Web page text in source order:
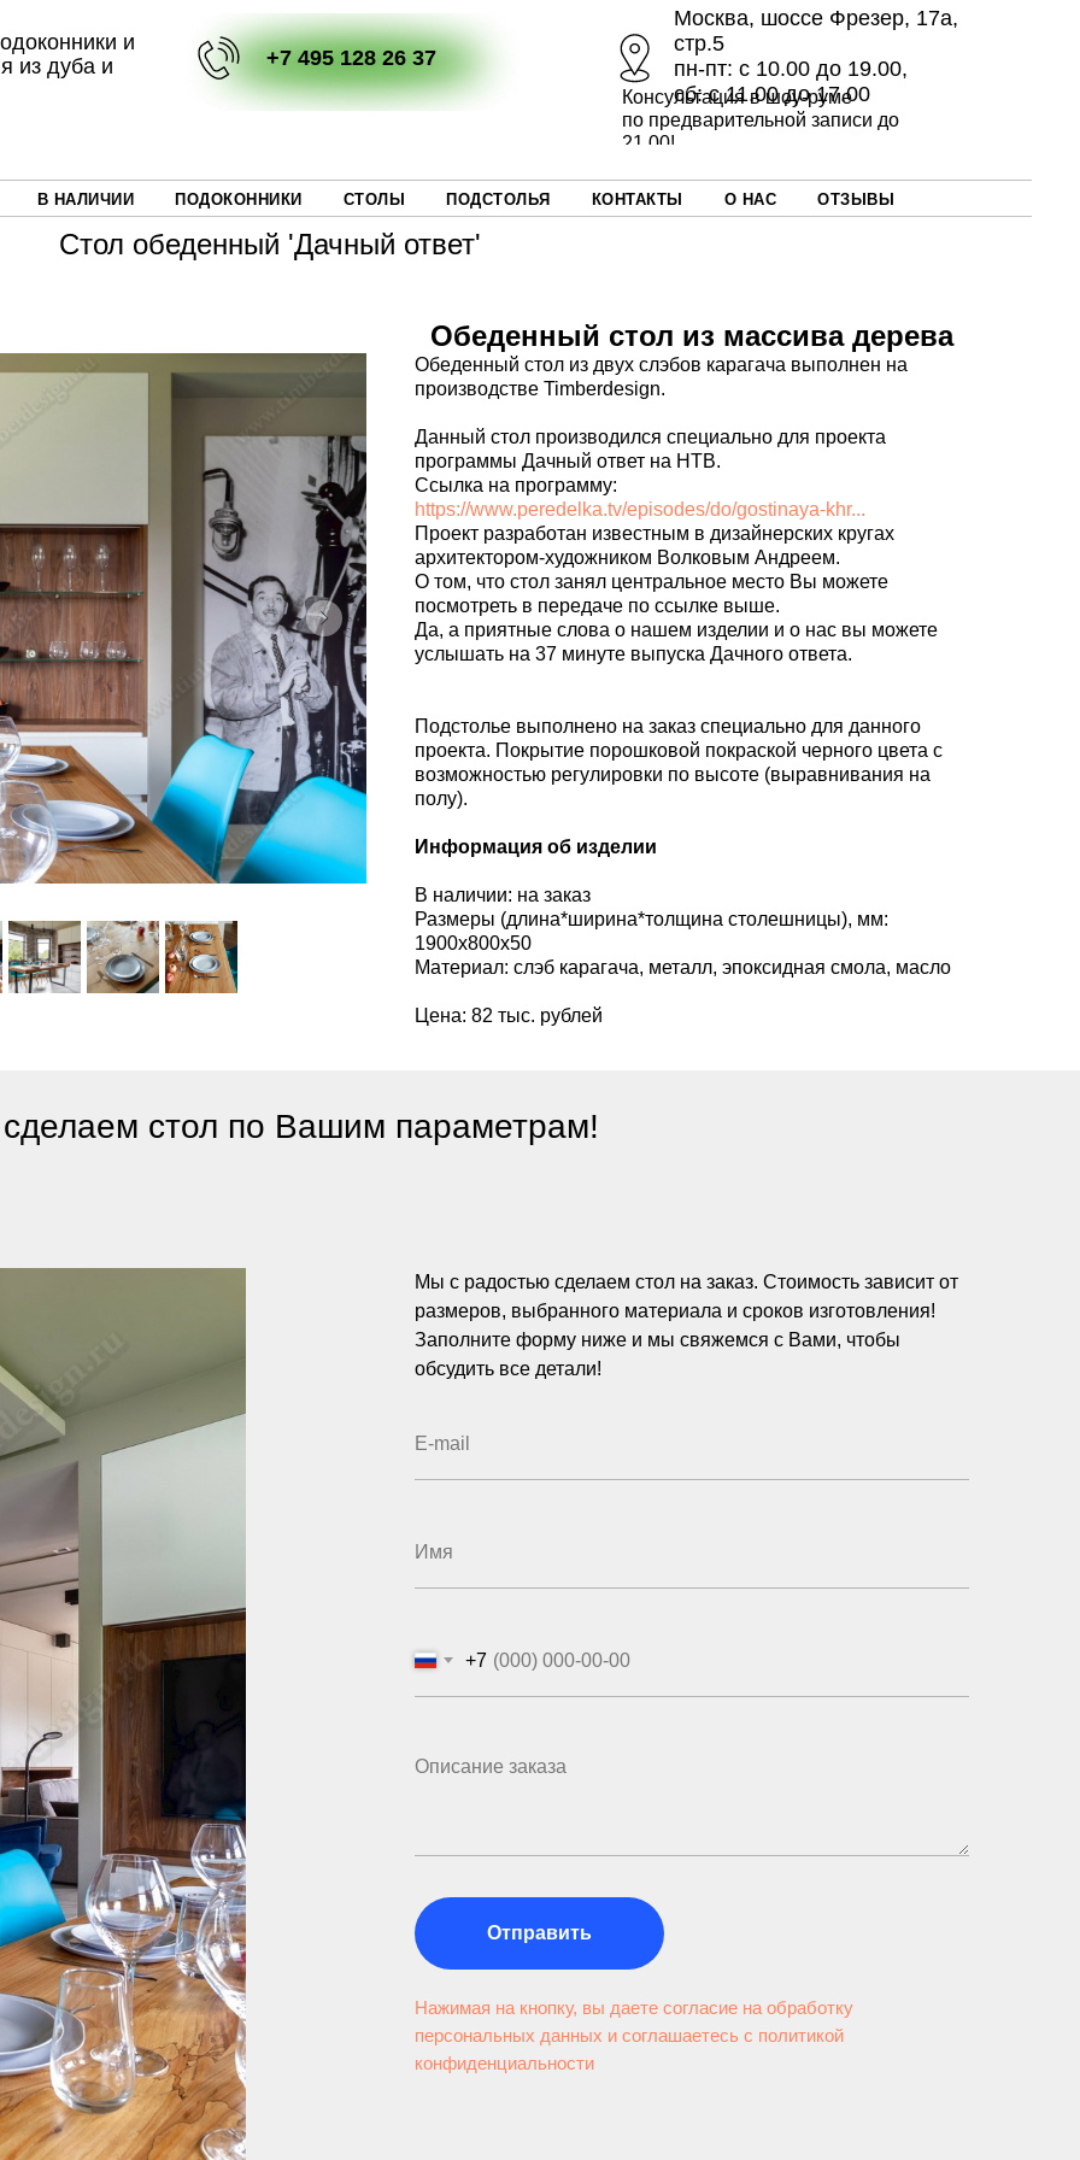
+7 495 128 26 37
Консультация в шоу-руме
по предварительной записи до
21.00!
Москва, шоссе Фрезер, 17а,
стр.5
пн-пт: с 10.00 до 19.00,
сб: с 11.00 до 17.00
и
из дуба и
В НАЛИЧИИ ПОДОКОННИКИ СТОЛЫ ПОДСТОЛЬЯ КОНТАКТЫ О НАС ОТЗЫВЫ
Стол обеденный 'Дачный ответ'
Обеденный стол из массива дерева
Обеденный стол из двух слэбов карагача выполнен на
производстве Timberdesign.
Данный стол производился специально для проекта
программы Дачный ответ на НТВ.
Ссылка на программу:
https://www.peredelka.tv/episodes/do/gostinaya-khr...
Проект разработан известным в дизайнерских кругах
архитектором-художником Волковым Андреем.
О том, что стол занял центральное место Вы можете
посмотреть в передаче по ссылке выше.
Да, а приятные слова о нашем изделии и о нас вы можете
услышать на 37 минуте выпуска Дачного ответа.
Подстолье выполнено на заказ специально для данного
проекта. Покрытие порошковой покраской черного цвета с
возможностью регулировки по высоте (выравнивания на
полу).
Информация об изделии
В наличии: на заказ
Размеры (длина*ширина*толщина столешницы), мм:
1900х800х50
Материал: слэб карагача, металл, эпоксидная смола, масло
Цена: 82 тыс. рублей
стол по Вашим параметрам!
Мы с радостью сделаем стол на заказ. Стоимость зависит от
размеров, выбранного материала и сроков изготовления!
Заполните форму ниже и мы свяжемся с Вами, чтобы
обсудить все детали!
+7
Отправить
Нажимая на кнопку, вы даете согласие на обработку
персональных данных и соглашаетесь c политикой
конфиденциальности